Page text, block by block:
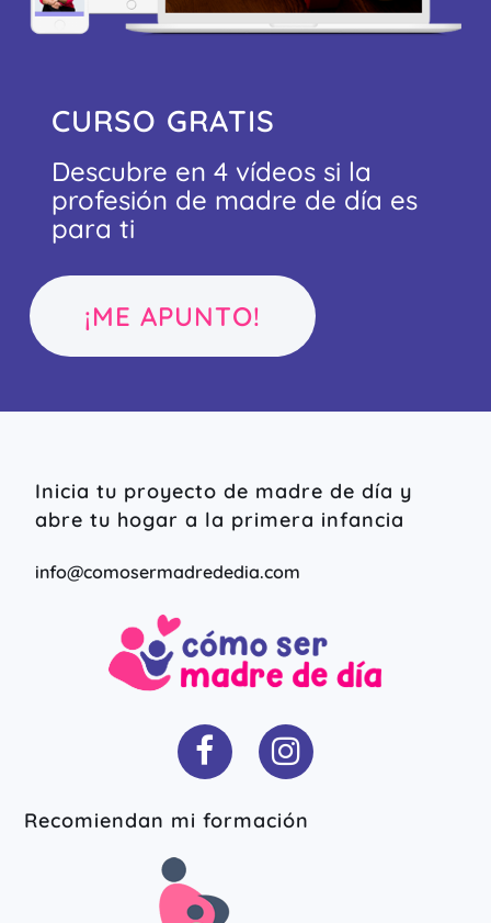
CURSO GRATIS
Descubre en 4 vídeos si la
profesión de madre de día es
para ti
¡ME APUNTO!
Inicia tu proyecto de madre de día y
abre tu hogar a la primera infancia
info@comosermadrededia.com
Recomiendan mi formación